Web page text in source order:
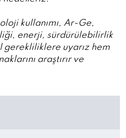
kullanımı, Ar-Ge,
enerji, sürdürülebilirlik
gerekliliklere uyarız hem
araştırır ve